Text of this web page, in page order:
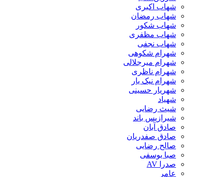
شهاب اکبری
شهاب رمضان
شهاب شکور
شهاب مظفری
شهاب نجفی
شهرام شکوهی
شهرام میرجلالی
شهرام ناظری
شهرام نیک یار
شهریار حسینی
شهیاد
شیث رضایی
شیرازیس باند
صادق آبان
صادق صفدریان
صالح رضایی
صبا یوسفی
صدرا AV
عامر